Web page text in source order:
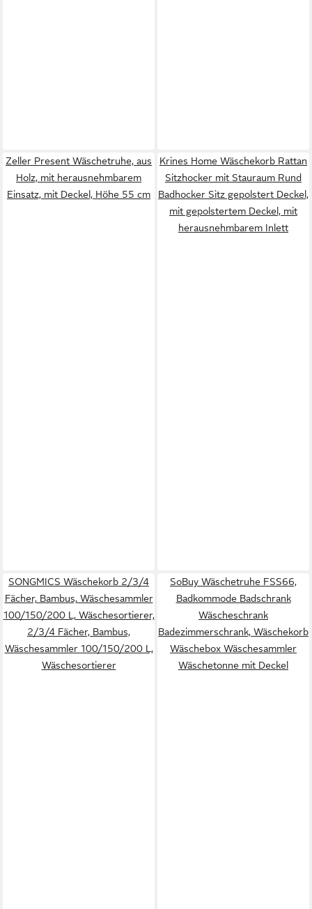
Zeller Present Wäschetruhe, aus
Holz, mit herausnehmbarem
Einsatz, mit Deckel, Höhe 55 cm
Krines Home Wäschekorb Rattan
Sitzhocker mit Stauraum Rund
Badhocker Sitz gepolstert Deckel,
mit gepolstertem Deckel, mit
herausnehmbarem Inlett
SONGMICS Wäschekorb 2/3/4
Fächer, Bambus, Wäschesammler
100/150/200 L, Wäschesortierer,
2/3/4 Fächer, Bambus,
Wäschesammler 100/150/200 L,
Wäschesortierer
SoBuy Wäschetruhe FSS66,
Badkommode Badschrank
Wäscheschrank
Badezimmerschrank, Wäschekorb
Wäschebox Wäschesammler
Wäschetonne mit Deckel